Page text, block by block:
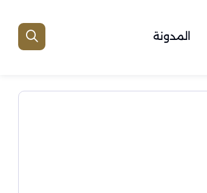
المدونة